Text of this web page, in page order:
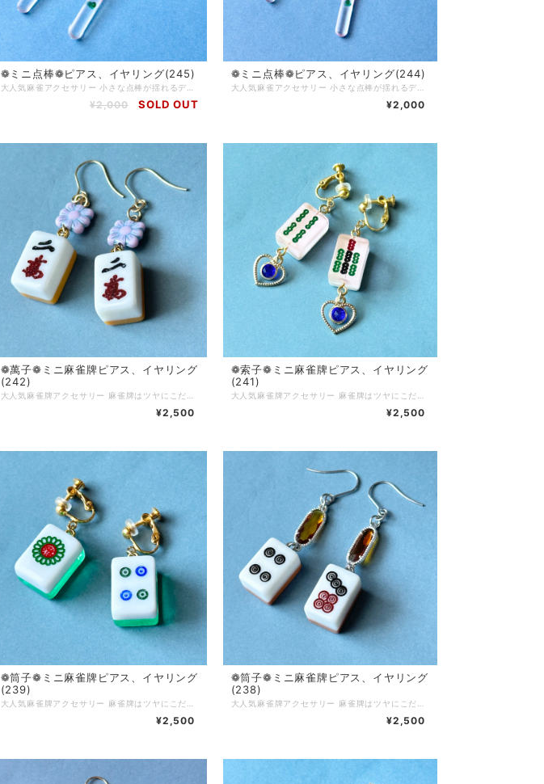
❁ ミニ点棒❁ ピアス、イヤリング(245)
¥2,000 SOLD OUT
❁ ミニ点棒❁ ピアス、イヤリング(244)
¥2,000
❁萬子❁ミニ 麻雀牌ピアス、イヤリング
(242)
¥2,500
❁索子❁ミニ 麻雀牌ピアス、イヤリング
(241)
¥2,500
❁筒子❁ミニ 麻雀牌ピアス、イヤリング
(239)
¥2,500
❁筒子❁ミニ 麻雀牌ピアス、イヤリング
(238)
¥2,500